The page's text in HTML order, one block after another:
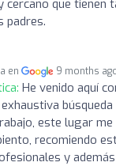
que tienen
padres.
en 9 months
He venido aquí
este lugar me
recomiendo
y